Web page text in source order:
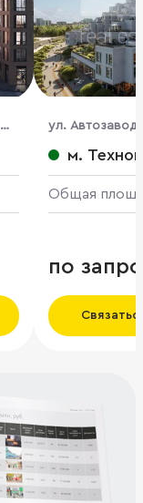
ул.
м.
Общая
по